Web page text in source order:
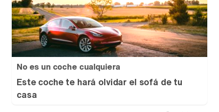
No es un coche cualquiera
Este coche te hará olvidar el sofá de tu
casa